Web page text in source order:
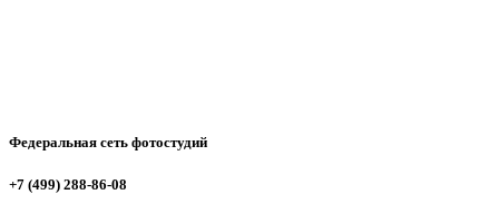
Федеральная сеть фотостудий
+7 (499) 288-86-08